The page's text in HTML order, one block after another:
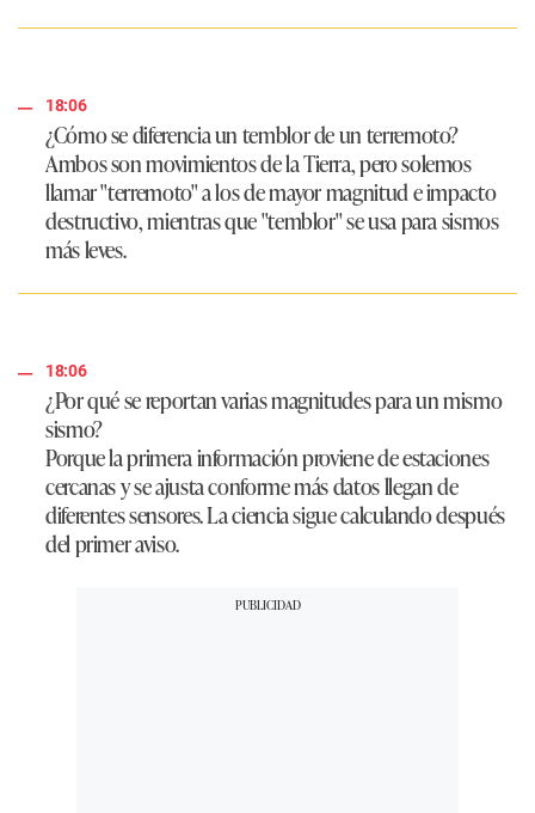
18:06
¿Cómo se diferencia un temblor de un terremoto?
Ambos son movimientos de la Tierra, pero solemos
llamar "terremoto" a los de mayor magnitud e impacto
destructivo, mientras que "temblor" se usa para sismos
más leves.
18:06
¿Por qué se reportan varias magnitudes para un mismo
sismo?
Porque la primera información proviene de estaciones
cercanas y se ajusta conforme más datos llegan de
diferentes sensores. La ciencia sigue calculando después
del primer aviso.